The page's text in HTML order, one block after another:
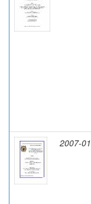
2007-01